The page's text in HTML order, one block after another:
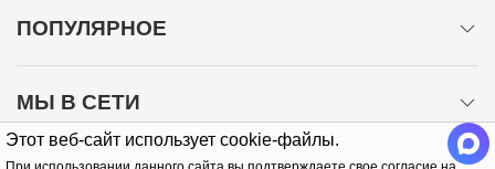
Этот веб-сайт использует cookie-файлы.
ПОПУЛЯРНОЕ
МЫ В СЕТИ